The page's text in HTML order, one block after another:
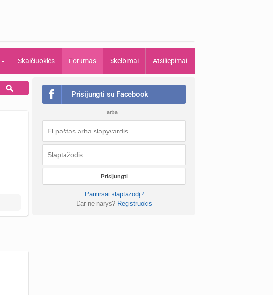
Skaičiuoklės Forumas Skelbimai Atsiliepimai
Prisijungti su Facebook
arba
Prisijungti
Pamiršai slaptažodį?
Dar ne narys? Registruokis